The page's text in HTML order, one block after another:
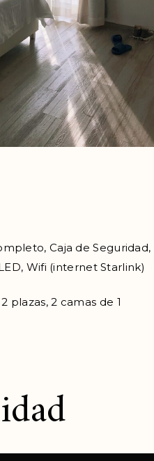
, Caja de Seguridad,
, Wifi (internet Starlink)
plazas, 2 camas de 1